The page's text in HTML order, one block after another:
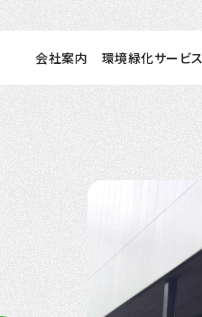
会社案内 環境緑化サービス